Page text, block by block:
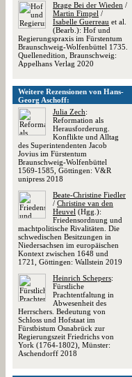
Brage Bei der Wieden /
Martin Fimpel /
Isabelle Guerreau et al.
(Bearb.): Hof und
Regierungspraxis im Fürstentum
Braunschweig-Wolfenbüttel 1735.
Quellenedition, Braunschweig:
Appelhans Verlag 2020
Weitere Rezensionen von Hans-
Georg Aschoff:
Julia Zech:
Reformation als
Herausforderung.
Konflikte und Alltag
des Superintendenten Jacob
Jovius im Fürstentum
Braunschweig-Wolfenbüttel
1569-1585, Göttingen: V&R
unipress 2018
Beate-Christine Fiedler
/ Christine van den
Heuvel (Hgg.):
Friedensordnung und
machtpolitische Rivalitäten. Die
schwedischen Besitzungen in
Niedersachsen im europäischen
Kontext zwischen 1648 und
1721, Göttingen: Wallstein 2019
Heinrich Schepers:
Fürstliche
Prachtentfaltung in
Abwesenheit des
Herrschers. Bedeutung von
Schloss und Hofstaat im
Fürstbistum Osnabrück zur
Regierungszeit Friedrichs von
York (1764-1802), Münster:
Aschendorff 2018